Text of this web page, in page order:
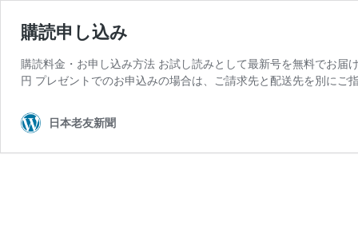
購読申し込み
購読料金・お申し込み方法 お試し読みとして最新号を無料でお
円 プレゼントでのお申込みの場合は、ご請求先と配送先を別に
日本老友新聞